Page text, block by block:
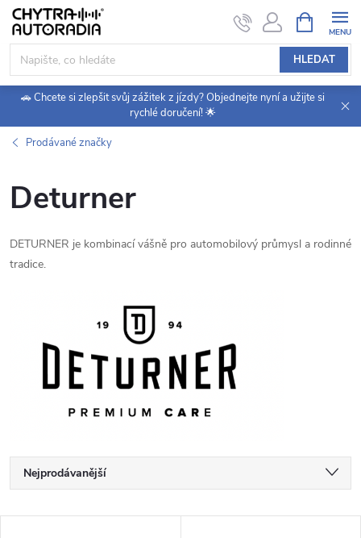
Přejít
obsah
HLEDAT
NÁKUPNÍ
KOŠÍK
🚗 Chcete si zlepšit svůj zážitek z jízdy? Objednejte nyní a užijte si
rychlé doručení! 🌟
Prodávané značky
Deturner
DETURNER je kombinací vášně pro automobilový průmysl a rodinné
tradice.
Ř
a
Nejprodávanější